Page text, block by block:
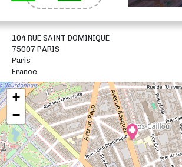
104 RUE SAINT DOMINIQUE
75007 PARIS
Paris
France
+
−